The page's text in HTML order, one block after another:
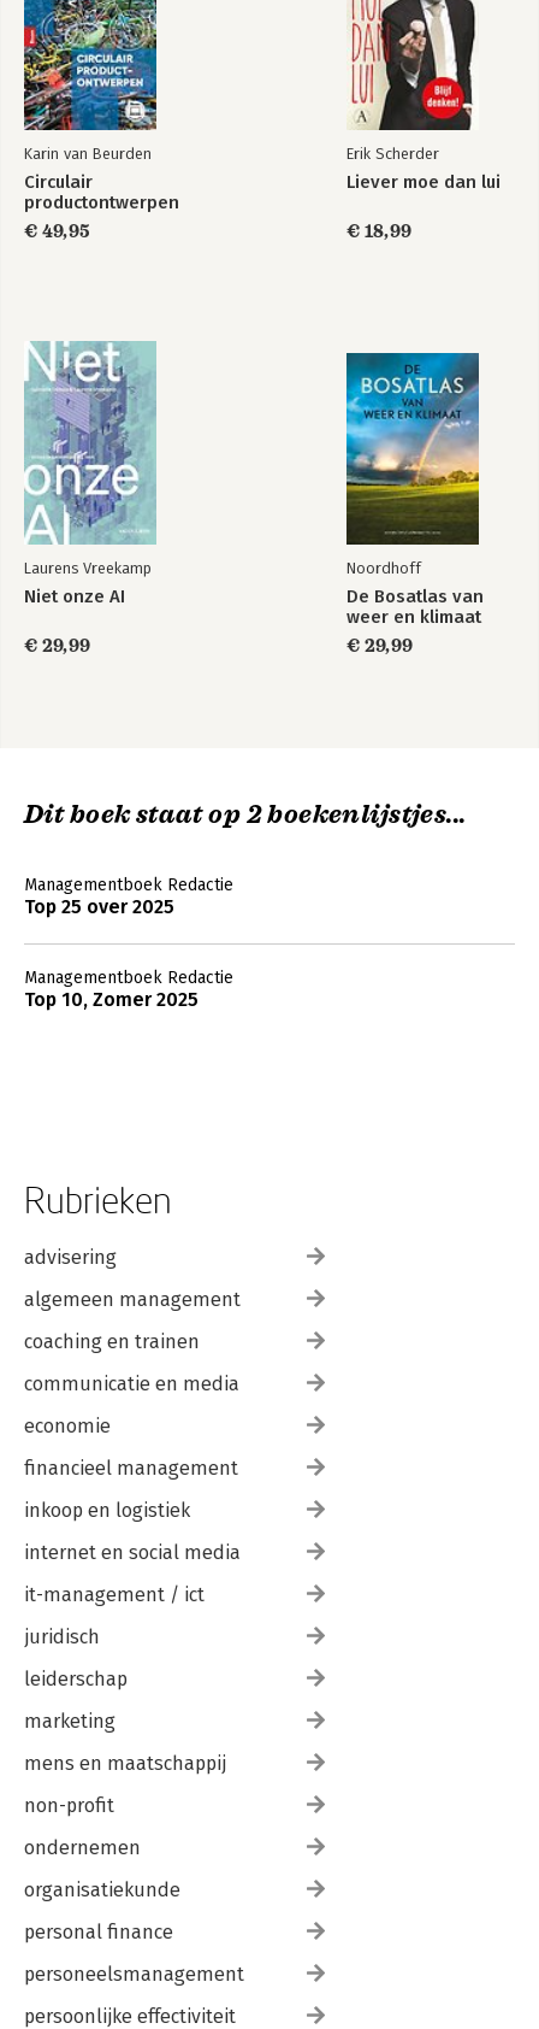
Karin van Beurden
Circulair
productontwerpen
€ 49,95
Erik Scherder
Liever moe dan lui
€ 18,99
Laurens Vreekamp
Niet onze AI
€ 29,99
Noordhoff
De Bosatlas van
weer en klimaat
€ 29,99
Dit boek staat op 2 boekenlijstjes...
Managementboek Redactie
Top 25 over 2025
Managementboek Redactie
Top 10, Zomer 2025
Rubrieken
advisering
algemeen management
coaching en trainen
communicatie en media
economie
financieel management
inkoop en logistiek
internet en social media
it-management / ict
juridisch
leiderschap
marketing
mens en maatschappij
non-profit
ondernemen
organisatiekunde
personal finance
personeelsmanagement
persoonlijke effectiviteit